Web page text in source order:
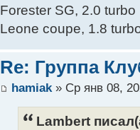
Forester SG, 2.0
Leone coupe, 1.8
Re: Группа
hamiak» Ср янв 08,
Lambert